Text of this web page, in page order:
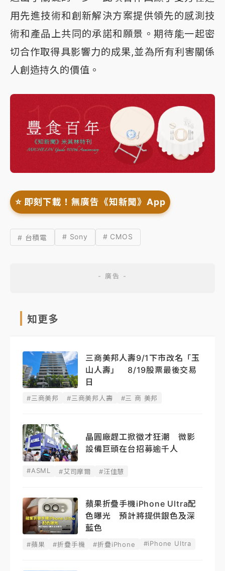
用先進技術和創新解決方案提供領先的感測技
術和產品上共同的承諾和願景。期待能一起密
切合作取得具影響力的成果,並為所有利害關係
人創造持久的價值。
⭐️ 即刻下載！無廣告《知新聞》App
# 台積電 # Sony # CMOS
知更多
三商美邦人壽9/1下市改名「玉
山人壽」 8/19股票最後交易
日
#三商美邦 #三商美邦人壽 #三 商 美邦
晶圓廠趕工掀徵才狂潮 微影
設備巨頭在台招募逾千人
#ASML #艾司摩爾 #汪佳慧
蘋果折疊手機iPhone Ultra配
色曝光 預計將提供銀色及深
藍色
#蘋果 #折疊手機 #折疊iPhone #iPhone Ultra